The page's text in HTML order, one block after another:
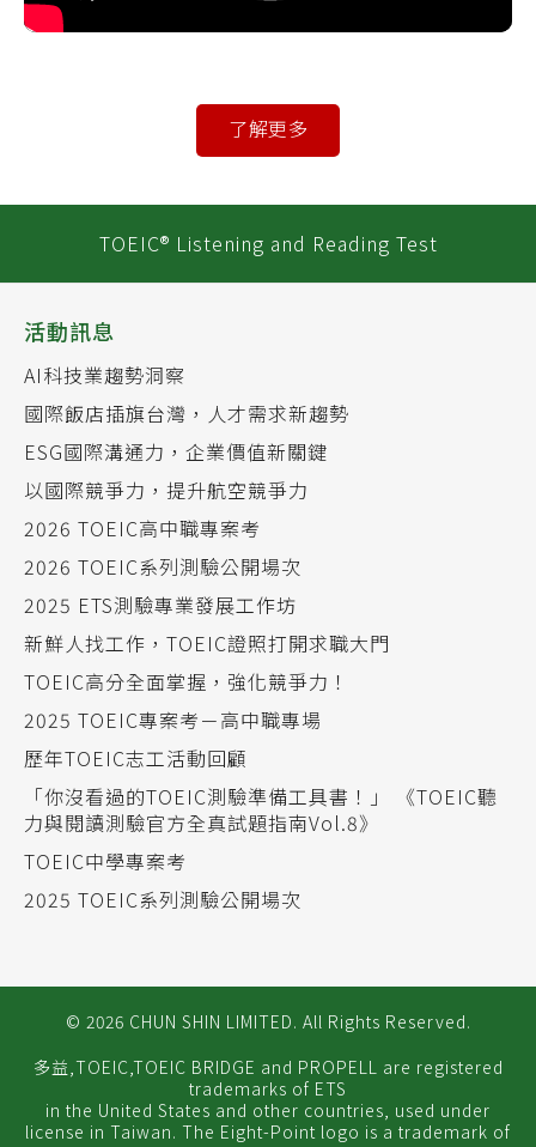
了解更多
TOEIC® Listening and Reading Test
活動訊息
AI科技業趨勢洞察
國際飯店插旗台灣，人才需求新趨勢
ESG國際溝通力，企業價值新關鍵
以國際競爭力，提升航空競爭力
2026 TOEIC高中職專案考
2026 TOEIC系列測驗公開場次
2025 ETS測驗專業發展工作坊
新鮮人找工作​​，TOEIC證照打開求職大門​
TOEIC高分全面掌握，強化競爭力！​
2025 TOEIC專案考－高中職專場
歷年TOEIC志工活動回顧
「你沒看過的TOEIC測驗準備工具書！」 《TOEIC聽
力與閱讀測驗官方全真試題指南Vol.8》
TOEIC中學專案考
2025 TOEIC系列測驗公開場次
© 2026 CHUN SHIN LIMITED. All Rights Reserved.
多益,TOEIC,TOEIC BRIDGE and PROPELL are registered
trademarks of ETS
in the United States and other countries, used under
license in Taiwan. The Eight-Point logo is a trademark of